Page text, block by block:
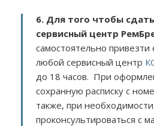
6. Для того чтобы
сервисный центр
самостоятельно привезти
любой сервисный центр
до 18 часов. При
сохранную расписку с
также, при
проконсультироваться с